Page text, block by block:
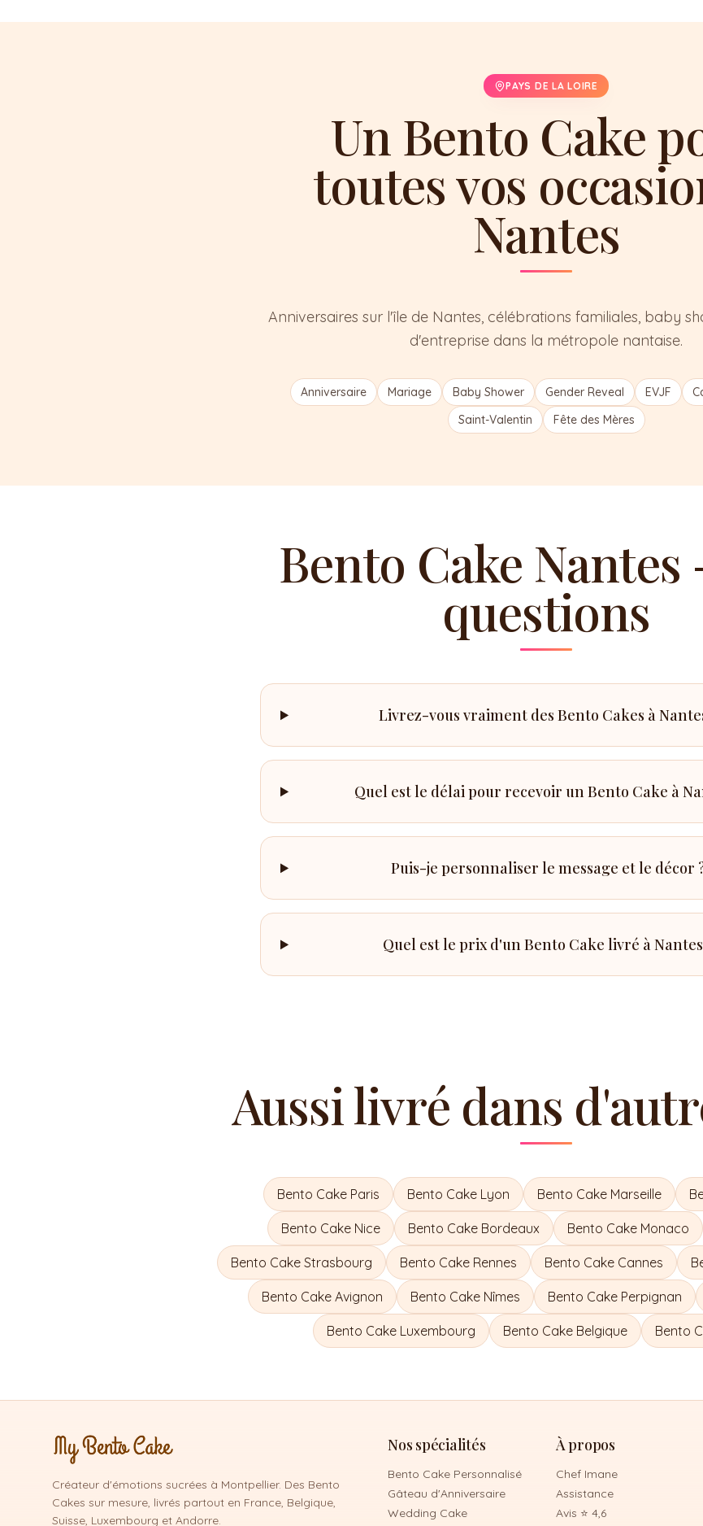
PAYS DE LA LOIRE
Un Bento Cake
toutes vos
Nantes
Anniversaires sur l'île de Nantes, célébrations familiales, baby
d'entreprise dans la métropole nantaise.
Anniversaire Mariage Baby Shower Gender Reveal EVJF
Saint-Valentin
Fête des Mères
Bento Cake Nantes
questions
Livrez-vous vraiment des Bento Cakes à
Quel est le délai pour recevoir un Bento Cake à
Puis-je personnaliser le message et le décor
Quel est le prix d'un Bento Cake livré à
Aussi livré dans
Bento Cake Paris Bento Cake Lyon Bento Cake Marseille
Bento Cake Nice Bento Cake Bordeaux Bento Cake Monaco
Bento Cake Strasbourg Bento Cake Rennes Bento Cake Cannes
Bento Cake Avignon Bento Cake Nîmes Bento Cake Perpignan
Bento Cake Luxembourg Bento Cake Belgique Bento
Créateur d'émotions sucrées à Montpellier. Des Bento
Cakes sur mesure, livrés partout en France, Belgique,
Suisse, Luxembourg et Andorre.
Nos spécialités
Bento Cake Personnalisé
Gâteau d'Anniversaire
Wedding Cake
À propos
Chef Imane
Assistance
Avis ⭐ 4,6